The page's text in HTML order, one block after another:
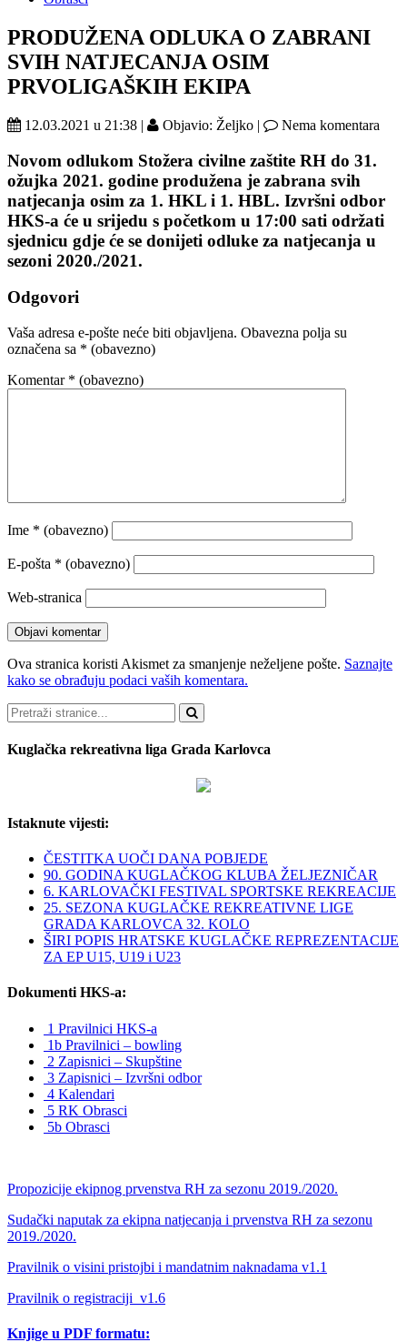
PRODUŽENA ODLUKA O ZABRANI
SVIH NATJECANJA OSIM
PRVOLIGAŠKIH EKIPA
12.03.2021 u 21:38 | Objavio: Željko | Nema komentara
Novom odlukom Stožera civilne zaštite RH do 31.
ožujka 2021. godine produžena je zabrana svih
natjecanja osim za 1. HKL i 1. HBL. Izvršni odbor
HKS-a će u srijedu s početkom u 17:00 sati održati
sjednicu gdje će se donijeti odluke za natjecanja u
sezoni 2020./2021.
Odgovori
Vaša adresa e-pošte neće biti objavljena. Obavezna polja su
označena sa * (obavezno)
Komentar * (obavezno)
Ime * (obavezno)
E-pošta * (obavezno)
Web-stranica
Ova stranica koristi Akismet za smanjenje neželjene pošte. Saznajte
kako se obrađuju podaci vaših komentara.
Pretraži
Kuglačka rekreativna liga Grada Karlovca
Istaknute vijesti:
ČESTITKA UOČI DANA POBJEDE
90. GODINA KUGLAČKOG KLUBA ŽELJEZNIČAR
6. KARLOVAČKI FESTIVAL SPORTSKE REKREACIJE
25. SEZONA KUGLAČKE REKREATIVNE LIGE
GRADA KARLOVCA 32. KOLO
ŠIRI POPIS HRATSKE KUGLAČKE REPREZENTACIJE
ZA EP U15, U19 i U23
Dokumenti HKS-a:
1 Pravilnici HKS-a
1b Pravilnici – bowling
2 Zapisnici – Skupštine
3 Zapisnici – Izvršni odbor
4 Kalendari
5 RK Obrasci
5b Obrasci
Propozicije ekipnog prvenstva RH za sezonu 2019./2020.
Sudački naputak za ekipna natjecanja i prvenstva RH za sezonu
2019./2020.
Pravilnik o visini pristojbi i mandatnim naknadama v1.1
Pravilnik o registraciji_v1.6
Knjige u PDF formatu: